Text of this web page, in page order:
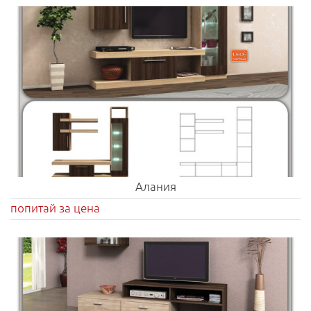
Алания
попитай за цена